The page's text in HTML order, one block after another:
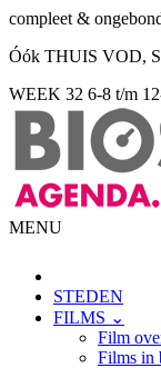
compleet &
Óók THUIS VOD,
WEEK 32 6-8 t/m
MENU
STEDEN
FILMS ⌄
Film
Films in